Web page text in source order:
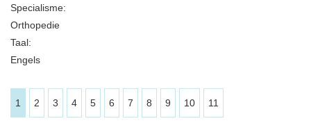
Specialisme:
Orthopedie
Taal:
Engels
1 2 3 4 5 6 7 8 9 10 11